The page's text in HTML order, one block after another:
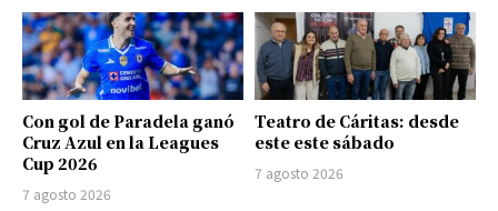
Con gol de Paradela ganó
Cruz Azul en la Leagues
Cup 2026
7 agosto 2026
Teatro de Cáritas: desde
este este sábado
7 agosto 2026